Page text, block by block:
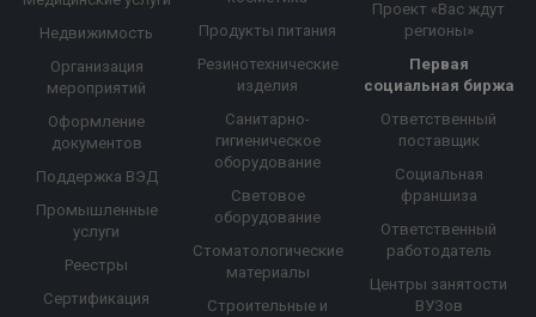
Недвижимость
Организация
мероприятий
Оформление
документов
Поддержка ВЭД
Промышленные
услуги
Реестры
Сертификация
Продукты питания
Резинотехнические
изделия
Санитарно-
гигиеническое
оборудование
Световое
оборудование
Стоматологические
материалы
Строительные и
Проект «Вас ждут
регионы»
Первая
социальная биржа
Ответственный
поставщик
Социальная
франшиза
Ответственный
работодатель
Центры занятости
ВУЗов